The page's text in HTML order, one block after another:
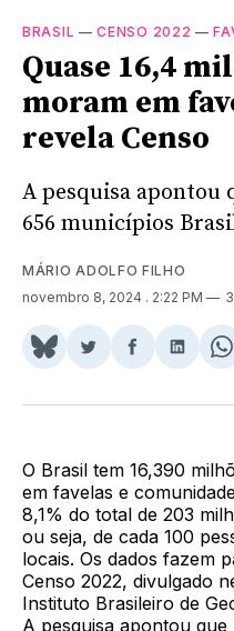
BRASIL —CENSO 2022 —
Quase 16,4
moram em
revela Censo
A pesquisa apontou
656 municípios
MÁRIO ADOLFO FILHO
novembro 8, 2024 . 2:22 PM
Share
BlueSky
Compartilhar
TwitterFacebook
O Brasil tem 16,390
em favelas e
8,1% do total de 203
ou seja, de cada 100
locais. Os dados fazem
Censo 2022, divulgado
Instituto Brasileiro de
A pesquisa apontou